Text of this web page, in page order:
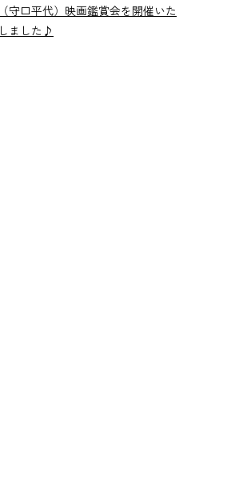
（守口平代）映画鑑賞会を開催いた
しました♪